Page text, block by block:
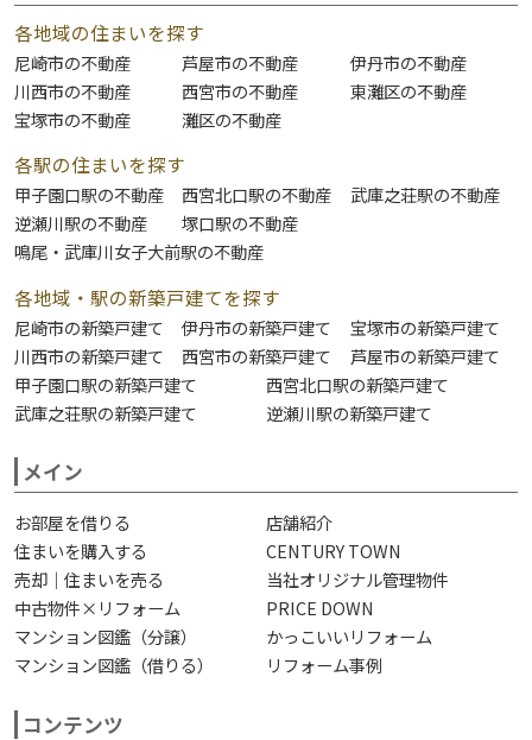
各地域の住まいを探す
尼崎市の不動産 芦屋市の不動産
伊丹市の不動産
川西市の不動産
西宮市の不動産
東灘区の不動産
宝塚市の不動産
灘区の不動産
各駅の住まいを探す
甲子園口駅の不動産 西宮北口駅の不動産
武庫之荘駅の不動産
逆瀬川駅の不動産
塚口駅の不動産
鳴尾・武庫川女子大前駅の不動産
各地域・駅の新築戸建てを探す
尼崎市の新築戸建て 伊丹市の新築戸建て
宝塚市の新築戸建て
川西市の新築戸建て
西宮市の新築戸建て
芦屋市の新築戸建て
甲子園口駅の新築戸建て
西宮北口駅の新築戸建て
武庫之荘駅の新築戸建て
逆瀬川駅の新築戸建て
メイン
お部屋を借りる
店舗紹介
住まいを購入する
CENTURY TOWN
売却｜住まいを売る
当社オリジナル管理物件
中古物件×リフォーム
PRICE DOWN
マンション図鑑（分譲）
かっこいいリフォーム
マンション図鑑（借りる）
リフォーム事例
コンテンツ